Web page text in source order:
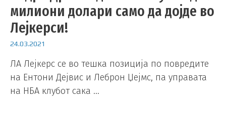
милиони долари само да дојде во
Лејкерси!
24.03.2021
ЛА Лејкерс се во тешка позиција по повредите
на Ентони Дејвис и Леброн Џејмс, па управата
на НБА клубот сака …